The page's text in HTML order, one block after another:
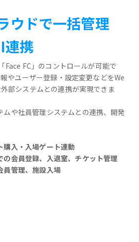
ウドで一括管理
連携
Face FC」のコントロールが可能で
やユーザー登録・設定変更などをWe
部システムとの連携が実現できま
ムや社員管理システムとの連携、開発
購入・入場ゲート連動
の会員登録、入退室、チケット管理
員管理、施設入場